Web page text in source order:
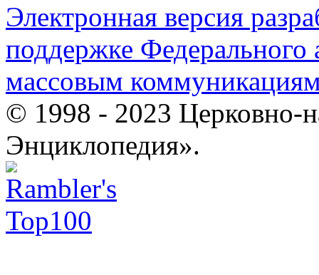
Электронная версия
поддержке Федерального
массовым
© 1998 - 2023 Церковно-
Энциклопедия».